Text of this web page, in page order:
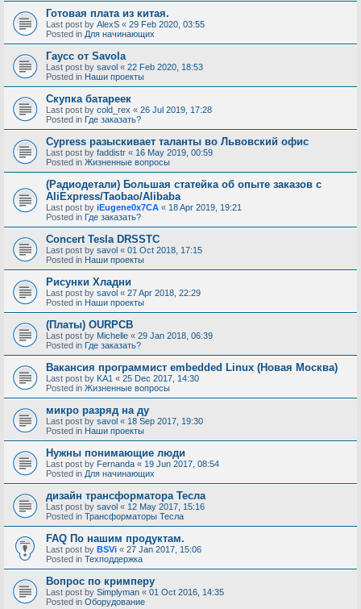
Готовая плата из китая.
Last post by AlexS « 29 Feb 2020, 03:55
Posted in Для начинающих
Гаусс от Savola
Last post by savol « 22 Feb 2020, 18:53
Posted in Наши проекты
Скупка батареек
Last post by cold_rex « 26 Jul 2019, 17:28
Posted in Где заказать?
Cypress разыскивает таланты во Львовский офис
Last post by faddistr « 16 May 2019, 00:59
Posted in Жизненные вопросы
(Радиодетали) Большая статейка об опыте заказов с
AliExpress/Taobao/Alibaba
Last post by iEugene0x7CA « 18 Apr 2019, 19:21
Posted in Где заказать?
Concert Tesla DRSSTC
Last post by savol « 01 Oct 2018, 17:15
Posted in Наши проекты
Рисунки Хладни
Last post by savol « 27 Apr 2018, 22:29
Posted in Наши проекты
(Платы) OURPCB
Last post by Michelle « 29 Jan 2018, 06:39
Posted in Где заказать?
Вакансия программист embedded Linux (Новая Москва)
Last post by KA1 « 25 Dec 2017, 14:30
Posted in Жизненные вопросы
микро разряд на ду
Last post by savol « 18 Sep 2017, 19:30
Posted in Наши проекты
Нужны понимающие люди
Last post by Fernanda « 19 Jun 2017, 08:54
Posted in Для начинающих
дизайн трансформатора Тесла
Last post by savol « 12 May 2017, 15:16
Posted in Трансформаторы Тесла
FAQ По нашим продуктам.
Last post by BSVi « 27 Jan 2017, 15:06
Posted in Техподдержка
Вопрос по кримперу
Last post by Simplyman « 01 Oct 2016, 14:35
Posted in Оборудование